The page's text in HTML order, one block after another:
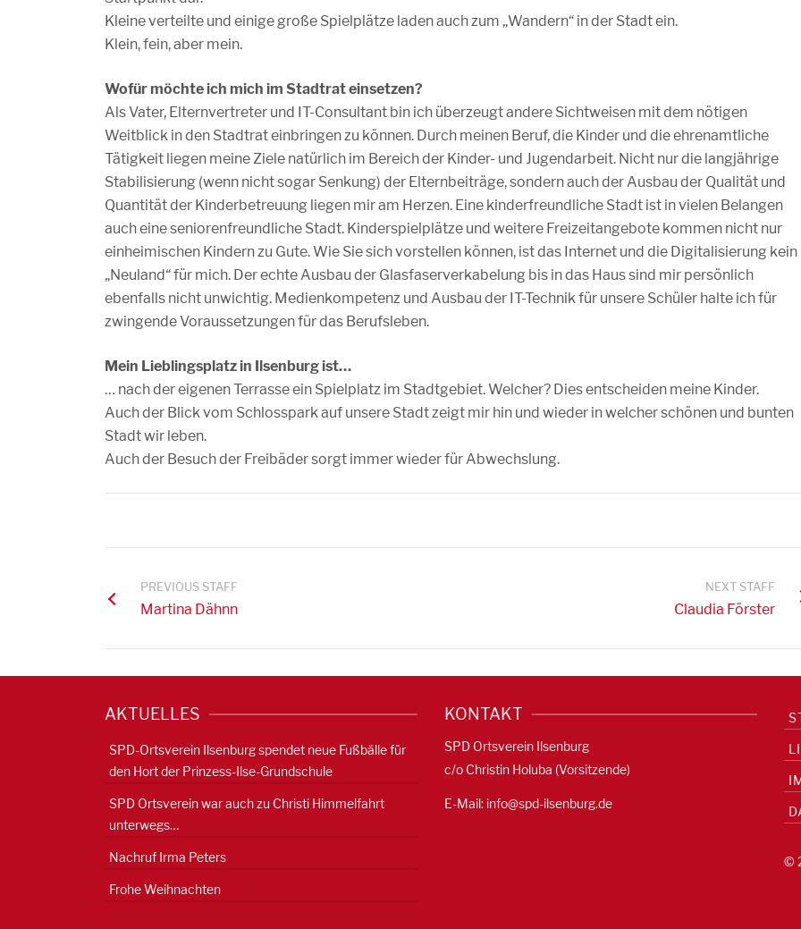
Kleine verteilte und einige große Spielplätze laden auch zum „Wandern“ in der Stadt ein.
Klein, fein, aber mein.
Wofür möchte ich mich im Stadtrat einsetzen?
Als Vater, Elternvertreter und IT-Consultant bin ich überzeugt andere Sichtweisen mit dem nötigen
Weitblick in den Stadtrat einbringen zu können. Durch meinen Beruf, die Kinder und die ehrenamtliche
Tätigkeit liegen meine Ziele natürlich im Bereich der Kinder- und Jugendarbeit. Nicht nur die langjährige
Stabilisierung (wenn nicht sogar Senkung) der Elternbeiträge, sondern auch der Ausbau der Qualität und
Quantität der Kinderbetreuung liegen mir am Herzen. Eine kinderfreundliche Stadt ist in vielen Belangen
auch eine seniorenfreundliche Stadt. Kinderspielplätze und weitere Freizeitangebote kommen nicht nur
einheimischen Kindern zu Gute. Wie Sie sich vorstellen können, ist das Internet und die Digitalisierung kein
„Neuland“ für mich. Der echte Ausbau der Glasfaserverkabelung bis in das Haus sind mir persönlich
ebenfalls nicht unwichtig. Medienkompetenz und Ausbau der IT-Technik für unsere Schüler halte ich für
zwingende Voraussetzungen für das Berufsleben.
Mein Lieblingsplatz in Ilsenburg ist…
… nach der eigenen Terrasse ein Spielplatz im Stadtgebiet. Welcher? Dies entscheiden meine Kinder.
Auch der Blick vom Schlosspark auf unsere Stadt zeigt mir hin und wieder in welcher schönen und bunten
Stadt wir leben.
Auch der Besuch der Freibäder sorgt immer wieder für Abwechslung.
PREVIOUS STAFF
Martina Dähnn
NEXT STAFF
Claudia Förster
AKTUELLES
SPD-Ortsverein Ilsenburg spendet neue Fußbälle für
den Hort der Prinzess-Ilse-Grundschule
SPD Ortsverein war auch zu Christi Himmelfahrt
unterwegs…
Nachruf Irma Peters
Frohe Weihnachten
KONTAKT
SPD Ortsverein Ilsenburg
c/o Christin Holuba (Vorsitzende)
E-Mail: info@spd-ilsenburg.de
©